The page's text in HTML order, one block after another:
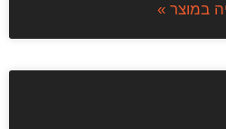
במוצר »